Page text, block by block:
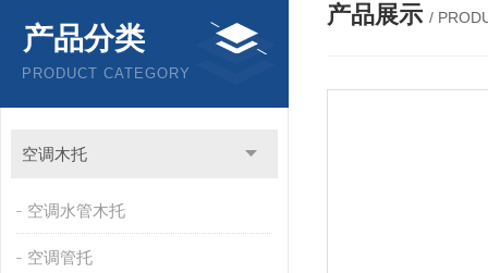
产品分类
PRODUCT CATEGORY
空调木托
空调水管木托
空调管托
产品展示 /